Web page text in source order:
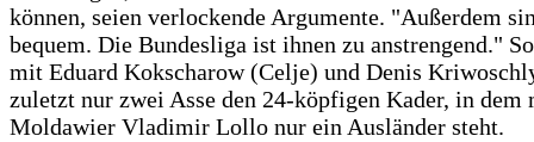
können, seien verlockende Argumente. "Außerdem
bequem. Die Bundesliga ist ihnen zu anstrengend."
mit Eduard Kokscharow (Celje) und Denis
zuletzt nur zwei Asse den 24-köpfigen Kader, in dem
Moldawier Vladimir Lollo nur ein Ausländer steht.